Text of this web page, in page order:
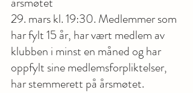
29. mars kl. 19:30. Medlemmer som
har fylt 15 år, har vært medlem av
klubben i minst en måned og har
oppfylt sine medlemsforpliktelser,
har stemmerett på årsmøtet.